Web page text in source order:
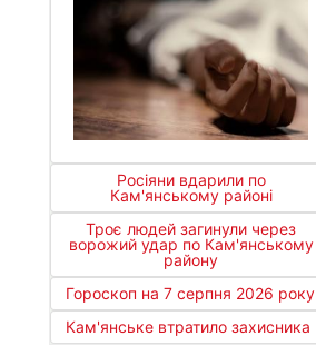
Росіяни вдарили по
Кам'янському районі
Троє людей загинули через
ворожий удар по Кам'янському
району
Гороскоп на 7 серпня 2026 року
Кам'янське втратило захисника